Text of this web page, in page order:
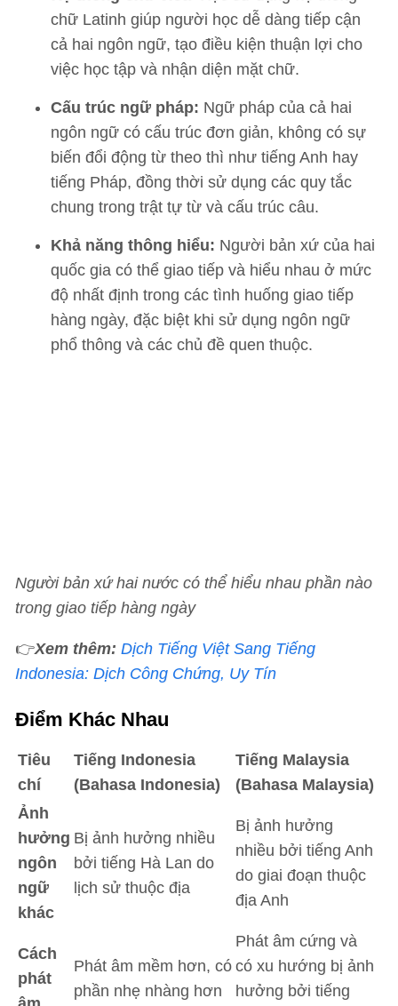
chữ Latinh giúp người học dễ dàng tiếp cận
cả hai ngôn ngữ, tạo điều kiện thuận lợi cho
việc học tập và nhận diện mặt chữ.
Cấu trúc ngữ pháp: Ngữ pháp của cả hai
ngôn ngữ có cấu trúc đơn giản, không có sự
biến đổi động từ theo thì như tiếng Anh hay
tiếng Pháp, đồng thời sử dụng các quy tắc
chung trong trật tự từ và cấu trúc câu.
Khả năng thông hiểu: Người bản xứ của hai
quốc gia có thể giao tiếp và hiểu nhau ở mức
độ nhất định trong các tình huống giao tiếp
hàng ngày, đặc biệt khi sử dụng ngôn ngữ
phổ thông và các chủ đề quen thuộc.
Người bản xứ hai nước có thể hiểu nhau phần nào
trong giao tiếp hàng ngày
👉Xem thêm: Dịch Tiếng Việt Sang Tiếng
Indonesia: Dịch Công Chứng, Uy Tín
Điểm Khác Nhau
Tiêu
chí
Tiếng Indonesia
(Bahasa Indonesia)
Tiếng Malaysia
(Bahasa Malaysia)
Ảnh
hưởng
ngôn
ngữ
khác
Bị ảnh hưởng nhiều
bởi tiếng Hà Lan do
lịch sử thuộc địa
Bị ảnh hưởng
nhiều bởi tiếng Anh
do giai đoạn thuộc
địa Anh
Cách
phát
Phát âm mềm hơn, có
phần nhẹ nhàng hơn
Phát âm cứng và
có xu hướng bị ảnh
hưởng bởi tiếng